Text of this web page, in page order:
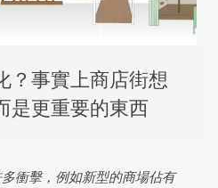
？事實上商店街想
是更重要的東西
衝擊，例如新型的商場佔有